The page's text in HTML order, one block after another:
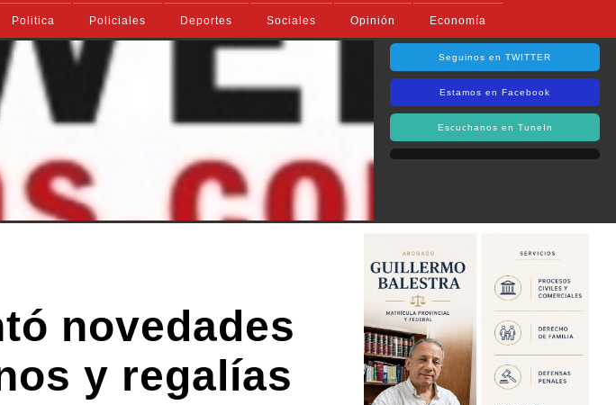
Politica Policiales Deportes Sociales Opinión Economía
Seguinos en TWITTER
Estamos en Facebook
Escuchanos en TuneIn
novedades
y regalías